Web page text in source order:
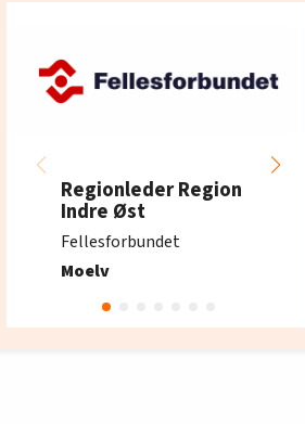
Regionleder Region
Indre Øst
Fellesforbundet
Moelv